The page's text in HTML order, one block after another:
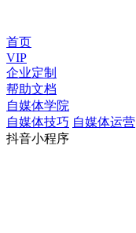
首页
VIP
企业定制
帮助文档
自媒体学院
自媒体技巧 自媒体运营
抖音小程序